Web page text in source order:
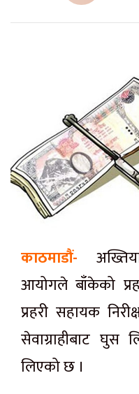
काठमाडौं-
आयोगले बाँकेको
प्रहरी सहायक
सेवाग्राहीबाट घुस
लिएको छ ।